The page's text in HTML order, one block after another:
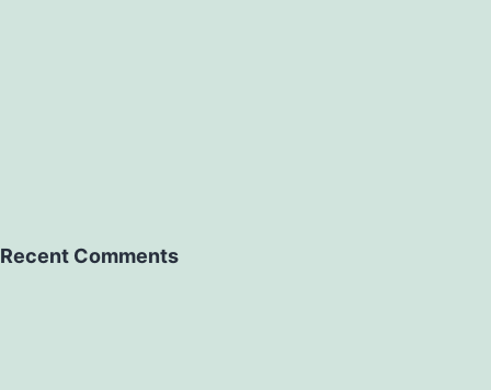
Recent Comments